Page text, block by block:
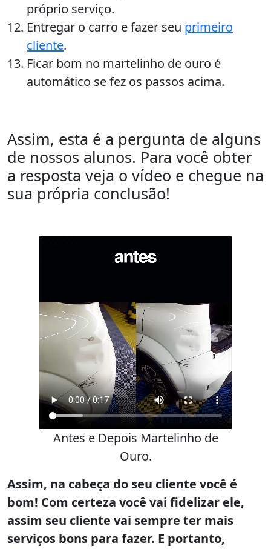
próprio serviço.
Entregar o carro e fazer seu primeiro
cliente.
Ficar bom no martelinho de ouro é
automático se fez os passos acima.
Assim, esta é a pergunta de alguns
de nossos alunos. Para você obter
a resposta veja o vídeo e chegue na
sua própria conclusão!
Antes e Depois Martelinho de
Ouro.
Assim, na cabeça do seu cliente você é
bom! Com certeza você vai fidelizar ele,
assim seu cliente vai sempre ter mais
serviços bons para fazer. E portanto,